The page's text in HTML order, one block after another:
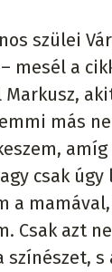
szülei
mesél a
más
csak
a
Csak azt
színészet,